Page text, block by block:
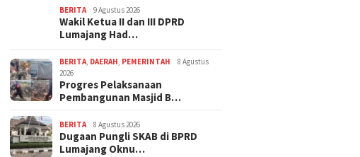
BERITA 9 Agustus 2026
Wakil Ketua II dan III DPRD
Lumajang Had…
BERITA, DAERAH, PEMERINTAH
8 Agustus
2026
Progres Pelaksanaan
Pembangunan Masjid B…
BERITA 8 Agustus 2026
Dugaan Pungli SKAB di BPRD
Lumajang Oknu…